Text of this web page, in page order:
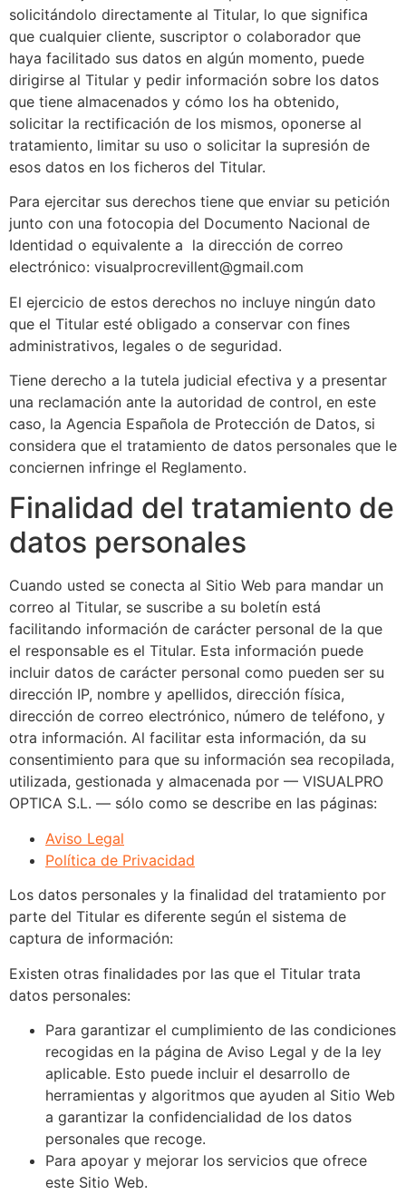
solicitándolo directamente al Titular, lo que significa
que cualquier cliente, suscriptor o colaborador que
haya facilitado sus datos en algún momento, puede
dirigirse al Titular y pedir información sobre los datos
que tiene almacenados y cómo los ha obtenido,
solicitar la rectificación de los mismos, oponerse al
tratamiento, limitar su uso o solicitar la supresión de
esos datos en los ficheros del Titular.
Para ejercitar sus derechos tiene que enviar su petición
junto con una fotocopia del Documento Nacional de
Identidad o equivalente a la dirección de correo
electrónico: visualprocrevillent@gmail.com
El ejercicio de estos derechos no incluye ningún dato
que el Titular esté obligado a conservar con fines
administrativos, legales o de seguridad.
Tiene derecho a la tutela judicial efectiva y a presentar
una reclamación ante la autoridad de control, en este
caso, la Agencia Española de Protección de Datos, si
considera que el tratamiento de datos personales que le
conciernen infringe el Reglamento.
Finalidad del tratamiento de
datos personales
Cuando usted se conecta al Sitio Web para mandar un
correo al Titular, se suscribe a su boletín está
facilitando información de carácter personal de la que
el responsable es el Titular. Esta información puede
incluir datos de carácter personal como pueden ser su
dirección IP, nombre y apellidos, dirección física,
dirección de correo electrónico, número de teléfono, y
otra información. Al facilitar esta información, da su
consentimiento para que su información sea recopilada,
utilizada, gestionada y almacenada por — VISUALPRO
OPTICA S.L. — sólo como se describe en las páginas:
Aviso Legal
Política de Privacidad
Los datos personales y la finalidad del tratamiento por
parte del Titular es diferente según el sistema de
captura de información:
Existen otras finalidades por las que el Titular trata
datos personales:
Para garantizar el cumplimiento de las condiciones
recogidas en la página de Aviso Legal y de la ley
aplicable. Esto puede incluir el desarrollo de
herramientas y algoritmos que ayuden al Sitio Web
a garantizar la confidencialidad de los datos
personales que recoge.
Para apoyar y mejorar los servicios que ofrece
este Sitio Web.